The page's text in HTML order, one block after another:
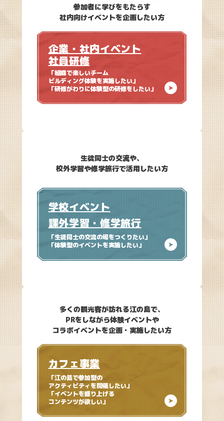
参加者に学びをもたらす
社内向けイベントを企画したい方
企業・社内イベント
社員研修
「組織で楽しいチーム
ビルディング体験を実施したい」
「研修がわりに体験型の研修をしたい」
生徒同士の交流や、
校外学習や修学旅行で活用したい方
学校イベント
課外学習・修学旅行
「生徒同士の交流の場をつくりたい」
「体験型のイベントを実施したい」
多くの観光客が訪れる江の島で、
PRをしながら体験イベントや
コラボイベントを企画・実施したい方
カフェ事業
「江の島で参加型の
アクティビティを開催したい」
「イベントを盛り上げる
コンテンツが欲しい」